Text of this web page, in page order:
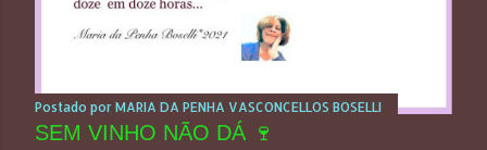
Postado por MARIA DA PENHA VASCONCELLOS BOSELLI
SEM VINHO NÃO DÁ 🍷